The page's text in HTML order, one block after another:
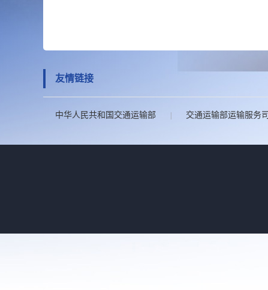
友情链接
中华人民共和国交通运输部 交通运输部运输服务司